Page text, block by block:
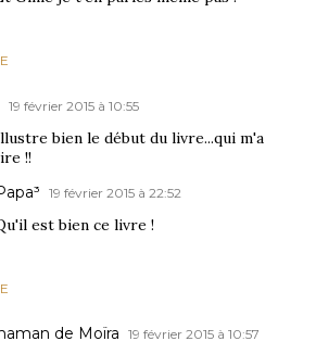
19 février 2015 à 10:55
bien le début du livre...qui m'a
!!
19 février 2015 à 22:52
est bien ce livre !
de Moïra 19 février 2015 à 10:57